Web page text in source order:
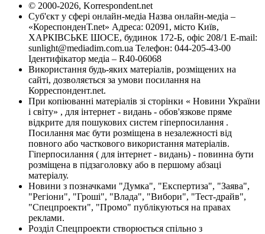
© 2000-2026, Korrespondent.net
Суб'єкт у сфері онлайн-медіа Назва онлайн-медіа –
«КореспонденТ.net» Адреса: 02091, місто Київ,
ХАРКІВСЬКЕ ШОСЕ, будинок 172-Б, офіс 208/1 E-mail:
sunlight@mediadim.com.ua Телефон: 044-205-43-00
Ідентифікатор медіа – R40-06068
Використання будь-яких матеріалів, розміщених на
сайті, дозволяється за умови посилання на
Корреспондент.net.
При копіюванні матеріалів зі сторінки « Новини України
і світу» , для інтернет - видань - обов'язкове пряме
відкрите для пошукових систем гіперпосилання .
Посилання має бути розміщена в незалежності від
повного або часткового використання матеріалів.
Гіперпосилання ( для інтернет - видань) - повинна бути
розміщена в підзаголовку або в першому абзаці
матеріалу.
Новини з позначками "Думка", "Експертиза", "Заява",
"Регіони", "Гроші", "Влада", "Вибори", "Тест-драйв",
"Спецпроекти", "Промо" публікуються на правах
реклами.
Розділ Спецпроекти створюється спільно з